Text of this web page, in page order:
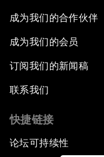
成为我们的合作伙伴
成为我们的会员
订阅我们的新闻稿
联系我们
快捷链接
论坛可持续性